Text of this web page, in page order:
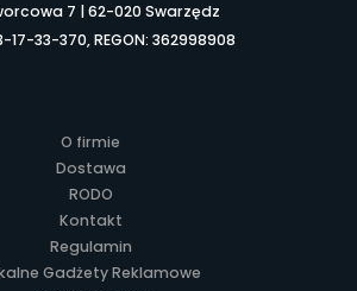
7 | 62-020 Swarzędz
17-33-370, REGON: 362998908
O firmie
Dostawa
RODO
Kontakt
Regulamin
Gadżety Reklamowe